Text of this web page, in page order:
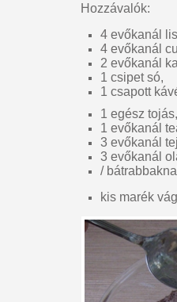
Hozzávalók:
4 evőkanál
4 evőkanál
2 evőkanál
1 csipet só,
1 csapott
1 egész tojás,
1 evőkanál
3 evőkanál
3 evőkanál
/
kis marék